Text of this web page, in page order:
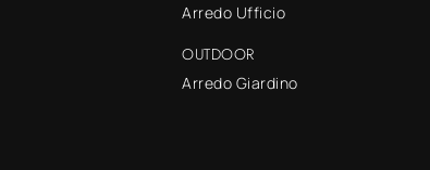
Arredo Ufficio
OUTDOOR
Arredo Giardino